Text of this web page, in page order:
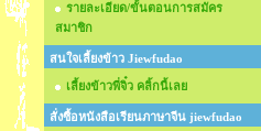
รายละเอียด/ขั้นตอนการสมัคร
สมาชิก
สนใจเลี้ยงข้าว Jiewfudao
เลี้ยงข้าวพี่จิ๋ว คลิ้กนี้เลย
สั่งซื้อหนังสือเรียนภาษาจีน jiewfudao